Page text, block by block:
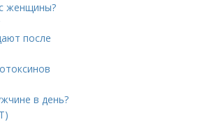
женщины?
после
в день?